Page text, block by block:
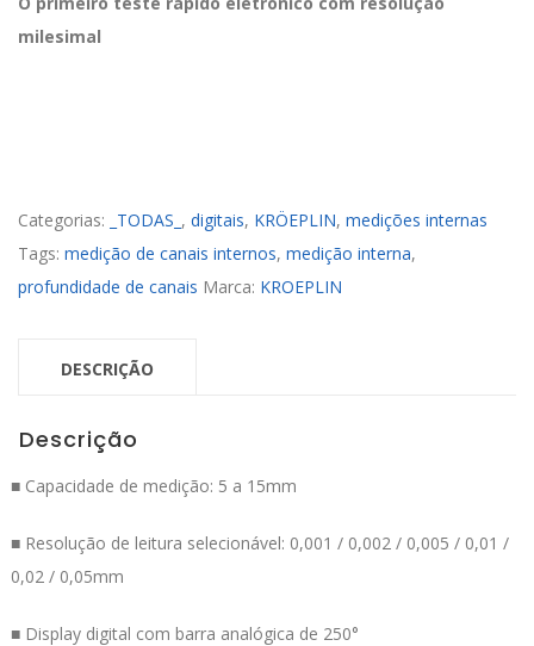
milesimal
Categorias: _TODAS_ , digitais, KRÖEPLIN, medições internas
Tags: medição de canais internos, medição interna,
profundidade de canais Marca: KROEPLIN
DESCRIÇÃO
Descrição
■ Capacidade de medição: 5 a 15mm
■ Resolução de leitura selecionável: 0,001 / 0,002 / 0,005 / 0,01 /
0,02 / 0,05mm
■ Display digital com barra analógica de 250°